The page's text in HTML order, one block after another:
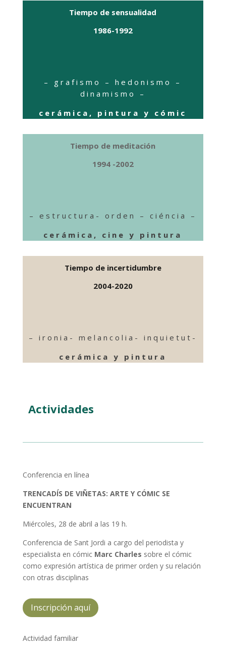
Tiempo de sensualidad
1986-1992
– grafismo – hedonismo –
dinamismo –
cerámica, pintura y cómic
Tiempo de meditación
1994 -2002
– estructura- orden – ciéncia –
cerámica, cine y pintura
Tiempo de incertidumbre
2004-2020
– ironia- melancolia- inquietut-
cerámica y pintura
Actividades
Conferencia en línea
TRENCADÍS DE VIÑETAS: ARTE Y CÓMIC SE
ENCUENTRAN
Miércoles, 28 de abril a las 19 h.
Conferencia de Sant Jordi a cargo del periodista y
especialista en cómic Marc Charles sobre el cómic
como expresión artística de primer orden y su relación
con otras disciplinas
Inscripción aquí
Actividad familiar